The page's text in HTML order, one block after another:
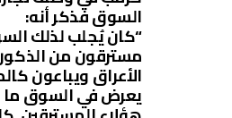
السوق فذكر أنه:
“كان يُجلب لذلك
مسترقون من
الأعراق ويباعون